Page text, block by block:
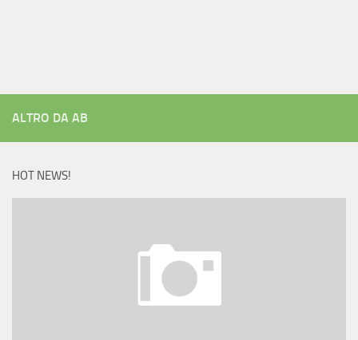
ALTRO DA AB
HOT NEWS!